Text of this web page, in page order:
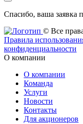
Спасибо, ваша заявка
© Все
Правила
конфиденциальности
О компании
О компании
Команда
Услуги
Новости
Контакты
Для акционеров